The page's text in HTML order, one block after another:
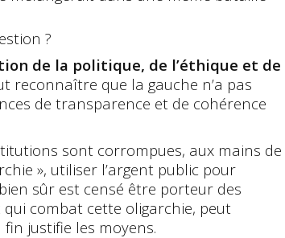
?
de la politique, de l’éthique et de
reconnaître que la gauche n’a pas
de transparence et de cohérence
sont corrompues, aux mains de
», utiliser l’argent public pour
sûr est censé être porteur des
combat cette oligarchie, peut
justifie les moyens.